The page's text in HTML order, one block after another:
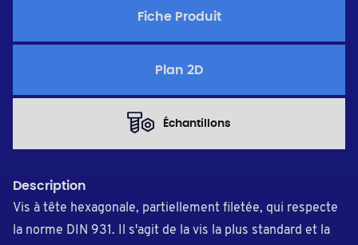
Fiche Produit
Plan 2D
Échantillons
Description
Vis à tête hexagonale, partiellement filetée, qui respecte
la norme DIN 931. Il s'agit de la vis la plus standard et la